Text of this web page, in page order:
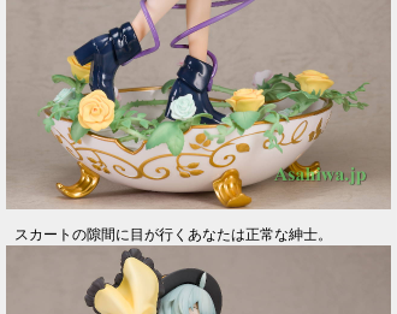
スカートの隙間に目が行くあなたは正常な紳士。